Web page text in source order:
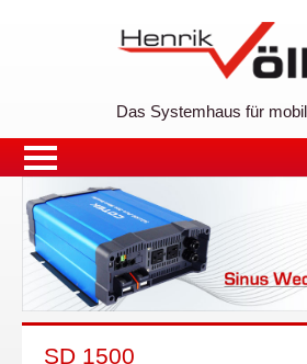
Das Systemhaus für
SD 1500